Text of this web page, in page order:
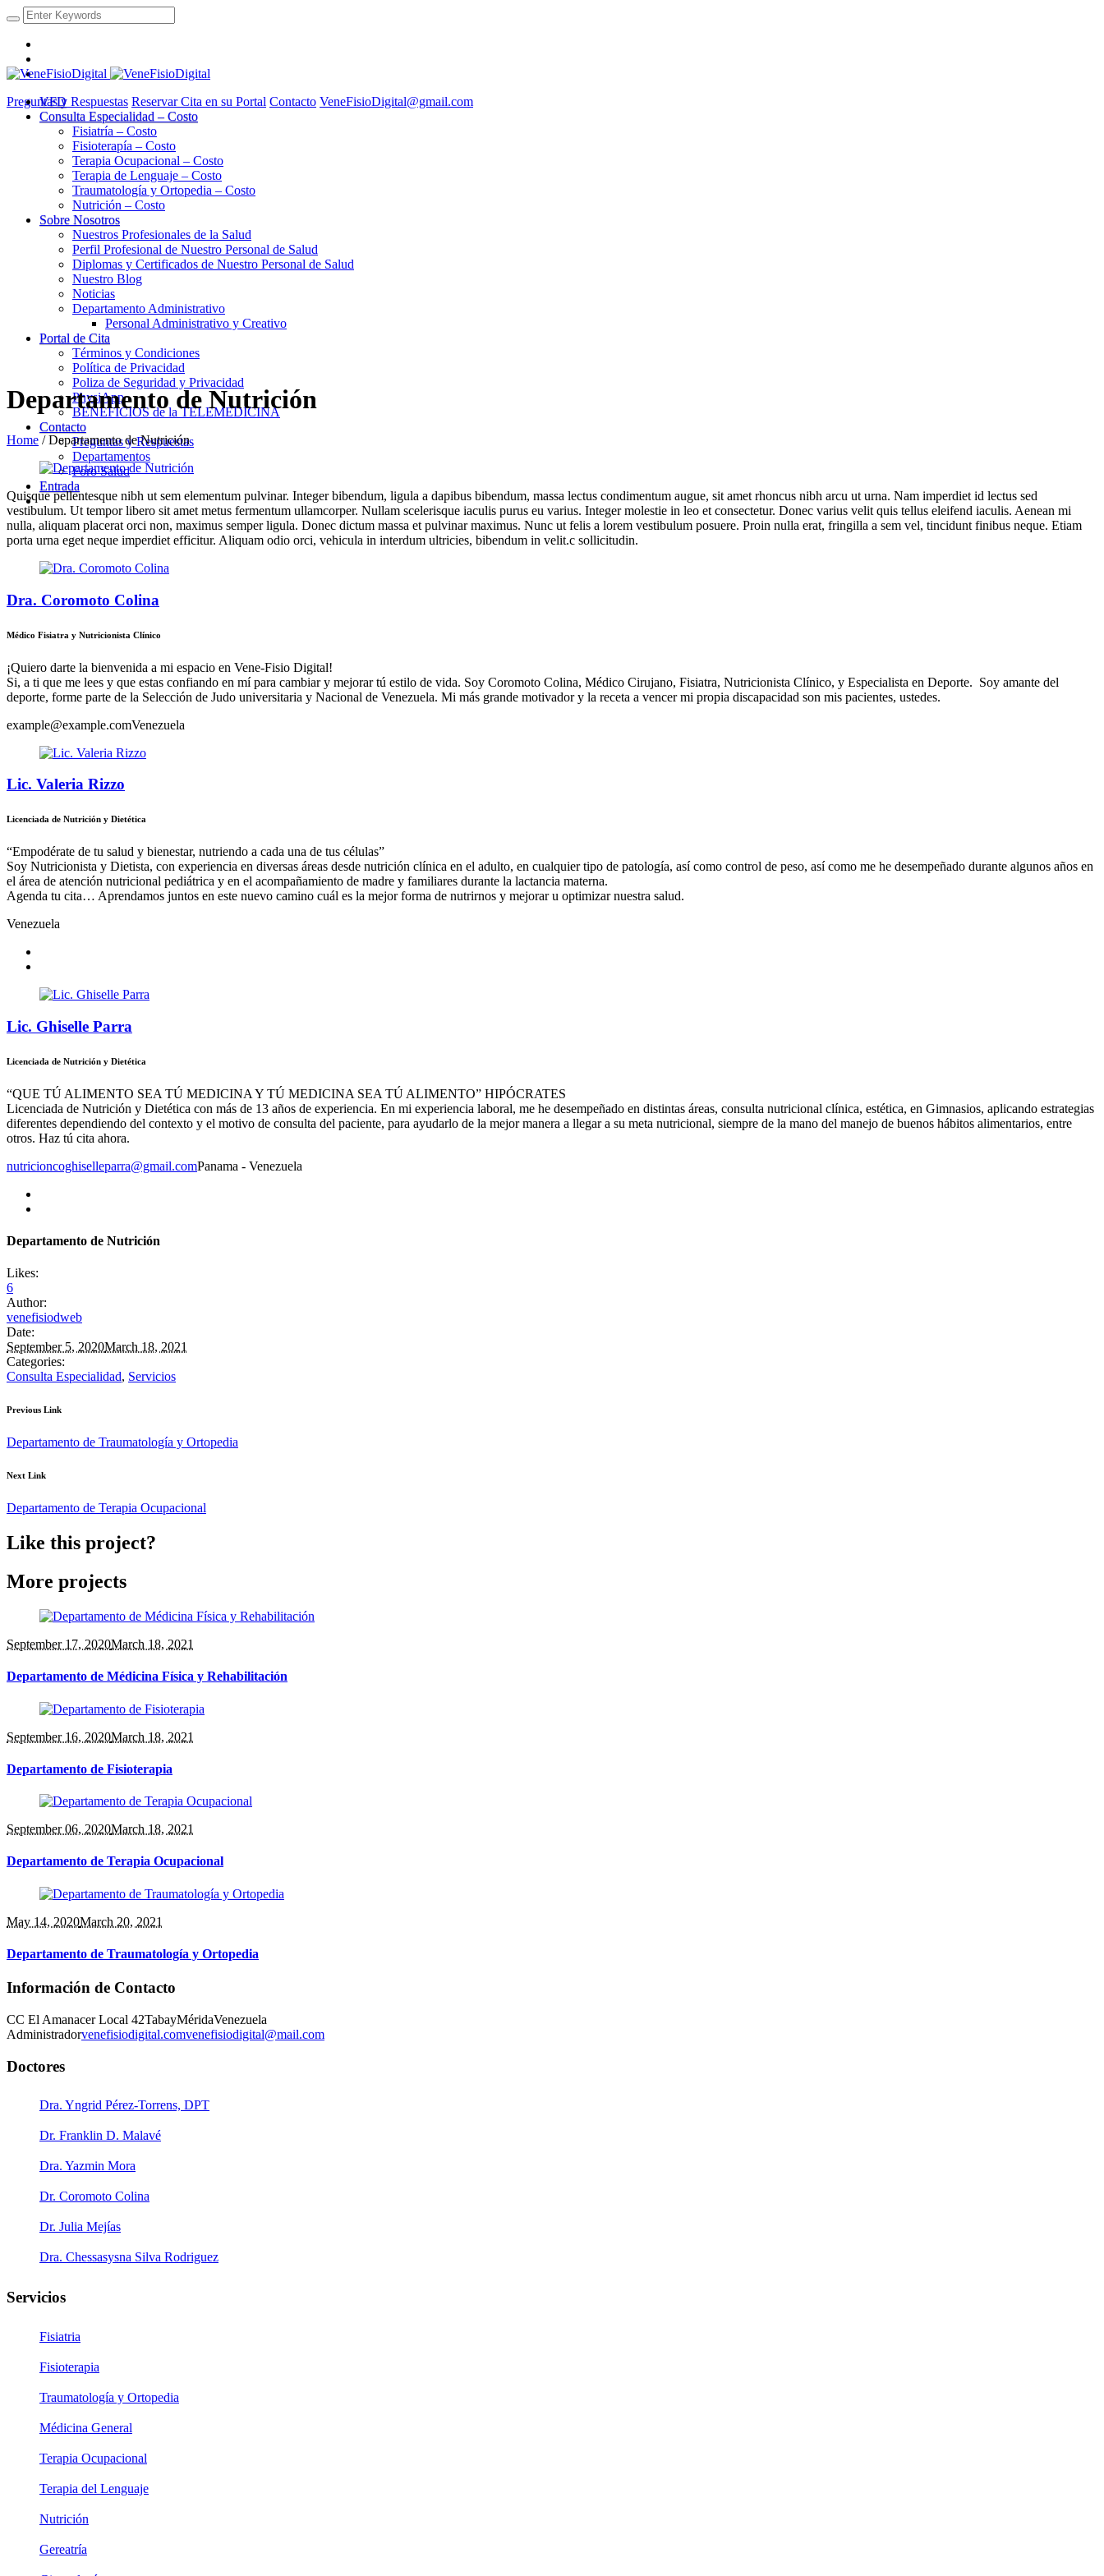
Preguntas y Respuestas Reservar Cita en su Portal Contacto VeneFisioDigital@gmail.com
VFD
Consulta Especialidad – Costo
Fisiatría – Costo
Fisioterapía – Costo
Terapia Ocupacional – Costo
Terapia de Lenguaje – Costo
Traumatología y Ortopedia – Costo
Nutrición – Costo
Sobre Nosotros
Nuestros Profesionales de la Salud
Perfil Profesional de Nuestro Personal de Salud
Diplomas y Certificados de Nuestro Personal de Salud
Nuestro Blog
Noticias
Departamento Administrativo
Personal Administrativo y Creativo
Portal de Cita
Términos y Condiciones
Política de Privacidad
Poliza de Seguridad y Privacidad
PhysiApp
BENEFICIOS de la TELEMEDICINA
Contacto
Preguntas y Respuestas
Departamentos
Foro Salud
Entrada
Departamento de Nutrición
Home /Departamento de Nutrición
Quisque pellentesque nibh ut sem elementum pulvinar. Integer bibendum, ligula a dapibus bibendum, massa lectus condimentum augue, sit amet rhoncus nibh arcu ut urna. Nam imperdiet id lectus sed
vestibulum. Ut tempor libero sit amet metus fermentum ullamcorper. Nullam scelerisque iaculis purus eu varius. Integer molestie in leo et consectetur. Donec varius velit quis tellus eleifend iaculis. Aenean mi
nulla, aliquam placerat orci non, maximus semper ligula. Donec dictum massa et pulvinar maximus. Nunc ut felis a lorem vestibulum posuere. Proin nulla erat, fringilla a sem vel, tincidunt finibus neque. Etiam
porta urna eget neque imperdiet efficitur. Aliquam odio orci, vehicula in interdum ultricies, bibendum in velit.c sollicitudin.
Dra. Coromoto Colina
Médico Fisiatra y Nutricionista Clínico
¡Quiero darte la bienvenida a mi espacio en Vene-Fisio Digital!
Si, a ti que me lees y que estas confiando en mí para cambiar y mejorar tú estilo de vida. Soy Coromoto Colina, Médico Cirujano, Fisiatra, Nutricionista Clínico, y Especialista en Deporte. Soy amante del
deporte, forme parte de la Selección de Judo universitaria y Nacional de Venezuela. Mi más grande motivador y la receta a vencer mi propia discapacidad son mis pacientes, ustedes.
example@example.comVenezuela
Lic. Valeria Rizzo
Licenciada de Nutrición y Dietética
“Empodérate de tu salud y bienestar, nutriendo a cada una de tus células”
Soy Nutricionista y Dietista, con experiencia en diversas áreas desde nutrición clínica en el adulto, en cualquier tipo de patología, así como control de peso, así como me he desempeñado durante algunos años en
el área de atención nutricional pediátrica y en el acompañamiento de madre y familiares durante la lactancia materna.
Agenda tu cita… Aprendamos juntos en este nuevo camino cuál es la mejor forma de nutrirnos y mejorar u optimizar nuestra salud.
Venezuela
Lic. Ghiselle Parra
Licenciada de Nutrición y Dietética
“QUE TÚ ALIMENTO SEA TÚ MEDICINA Y TÚ MEDICINA SEA TÚ ALIMENTO” HIPÓCRATES
Licenciada de Nutrición y Dietética con más de 13 años de experiencia. En mi experiencia laboral, me he desempeñado en distintas áreas, consulta nutricional clínica, estética, en Gimnasios, aplicando estrategias
diferentes dependiendo del contexto y el motivo de consulta del paciente, para ayudarlo de la mejor manera a llegar a su meta nutricional, siempre de la mano del manejo de buenos hábitos alimentarios, entre
otros. Haz tú cita ahora.
nutricioncoghiselleparra@gmail.comPanama - Venezuela
Departamento de Nutrición
Likes:
6
Author:
venefisiodweb
Date:
September 5, 2020March 18, 2021
Categories:
Consulta Especialidad, Servicios
Previous Link
Departamento de Traumatología y Ortopedia
Next Link
Departamento de Terapia Ocupacional
Like this project?
More projects
September 17, 2020March 18, 2021
Departamento de Médicina Física y Rehabilitación
September 16, 2020March 18, 2021
Departamento de Fisioterapia
September 06, 2020March 18, 2021
Departamento de Terapia Ocupacional
May 14, 2020March 20, 2021
Departamento de Traumatología y Ortopedia
Información de Contacto
CC El Amanacer Local 42TabayMéridaVenezuela
Administradorvenefisiodigital.comvenefisiodigital@mail.com
Doctores
Dra. Yngrid Pérez-Torrens, DPT
Dr. Franklin D. Malavé
Dra. Yazmin Mora
Dr. Coromoto Colina
Dr. Julia Mejías
Dra. Chessasysna Silva Rodriguez
Servicios
Fisiatria
Fisioterapia
Traumatología y Ortopedia
Médicina General
Terapia Ocupacional
Terapia del Lenguaje
Nutrición
Gereatría